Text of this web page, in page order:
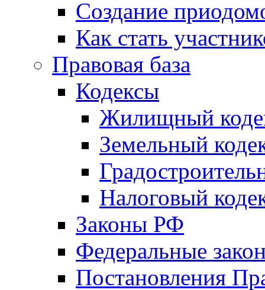
Создание
Как стать
Правовая база
Кодексы
Жилищный
Земельный
Налоговый
Законы РФ
Федеральные
Постановления